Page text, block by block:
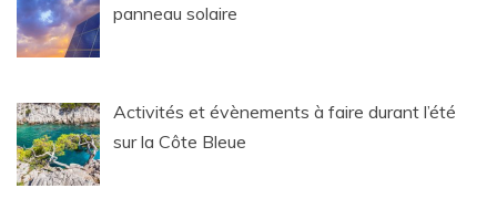
panneau solaire
Activités et évènements à faire durant l’été
sur la Côte Bleue